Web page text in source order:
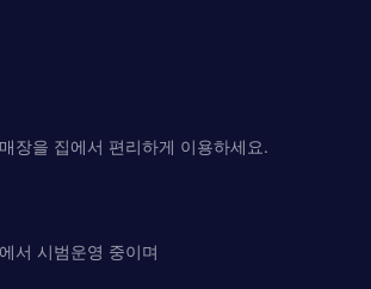
장을 집에서 편리하게 이용하세요.
서 시범운영 중이며